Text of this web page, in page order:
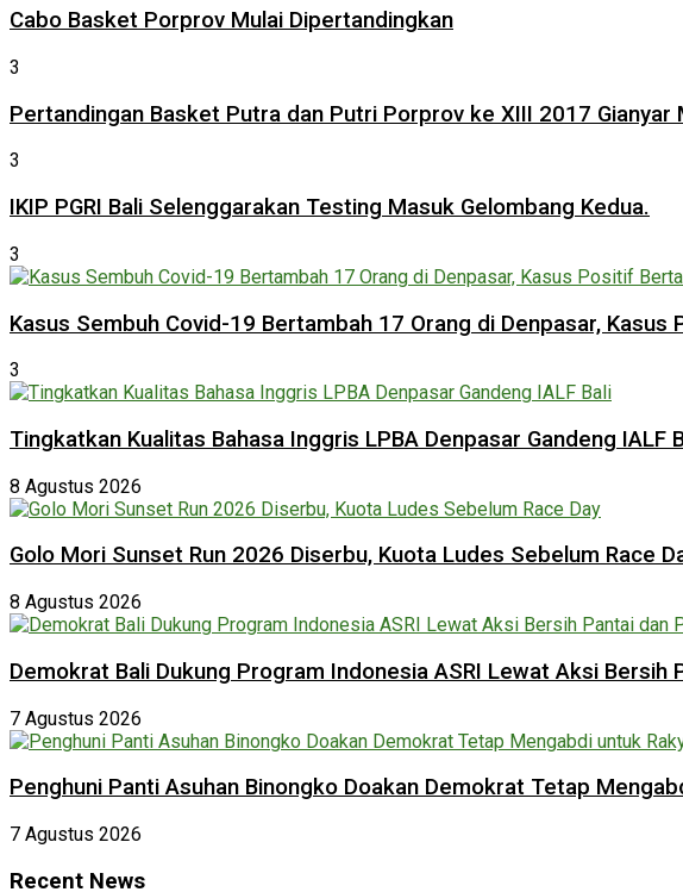
Cabo Basket Porprov Mulai Dipertandingkan
3
Pertandingan Basket Putra dan Putri Porprov ke XIII 2017 Gianyar
3
IKIP PGRI Bali Selenggarakan Testing Masuk Gelombang Kedua.
3
Kasus Sembuh Covid-19 Bertambah 17 Orang di Denpasar,
3
Tingkatkan Kualitas Bahasa Inggris LPBA Denpasar Gandeng IALF
8 Agustus 2026
Golo Mori Sunset Run 2026 Diserbu, Kuota Ludes Sebelum Race
8 Agustus 2026
Demokrat Bali Dukung Program Indonesia ASRI Lewat Aksi
7 Agustus 2026
Penghuni Panti Asuhan Binongko Doakan Demokrat Tetap
7 Agustus 2026
Recent News